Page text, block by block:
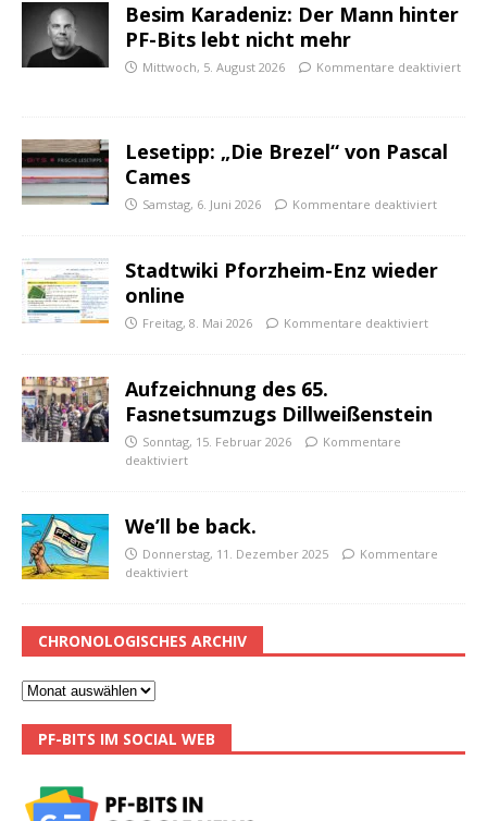
Besim Karadeniz: Der Mann hinter
PF-Bits lebt nicht mehr
Mittwoch, 5. August 2026 Kommentare deaktiviert
Lesetipp: „Die Brezel“ von Pascal
Cames
Samstag, 6. Juni 2026 Kommentare deaktiviert
Stadtwiki Pforzheim-Enz wieder
online
Freitag, 8. Mai 2026 Kommentare deaktiviert
Aufzeichnung des 65.
Fasnetsumzugs Dillweißenstein
Sonntag, 15. Februar 2026
Kommentare
deaktiviert
We’ll be back.
Donnerstag, 11. Dezember 2025
Kommentare
deaktiviert
CHRONOLOGISCHES ARCHIV
PF-BITS IM SOCIAL WEB